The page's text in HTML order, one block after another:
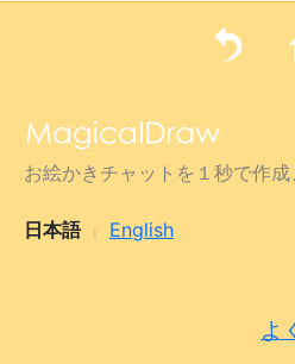
お絵かきチャットを１秒で作成
日本語 English
よ